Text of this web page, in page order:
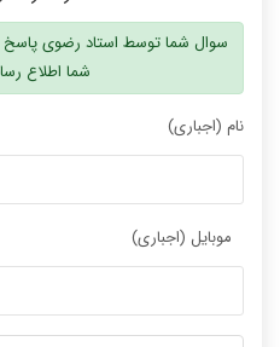
سوال شما توسط استاد رضوی پاسخ
شما اطلاع
نام (اجباری)
موبایل (اجباری)